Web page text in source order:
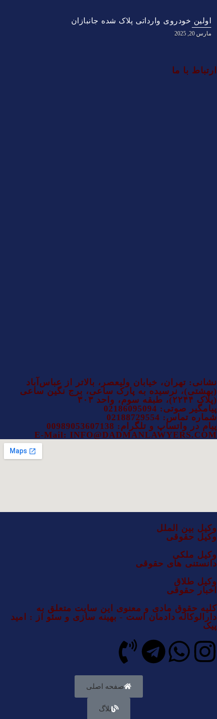
اولین خودروی وارداتی پلاک شده جانبازان
مارس 20, 2025
ارتباط با ما
نشانی: تهران، خیابان ولیعصر، بالاتر از عباس‌آباد
(بهشتی)، نرسیده به پارک ساعی، برج نگین ساعی
(پلاک ۲۲۴۴)، طبقه سوم، واحد ۳۰۳
پیامگیر صوتی: 02186095094
شماره تماس: 02188729554
پیام در واتساپ و تلگرام: 00989053607138
E-Mail: INFO@DADMANLAWYERS.COM
وکیل بین الملل
وکیل حقوقی
وکیل ملکی
دانستنی های حقوقی
وکیل طلاق
اخبار حقوقی
کلیه حقوق مادی و معنوی این سایت متعلق به
دارالوکاله دادمان است - بهینه سازی و سئو از : امید
پیک
صفحه اصلی
بلاگ